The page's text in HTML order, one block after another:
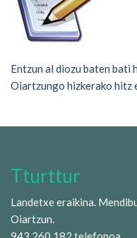
Entzun al diozu baten bati
Oiartzungo hizkerako hitz
Tturttur
Landetxe eraikina.
Oiartzun.